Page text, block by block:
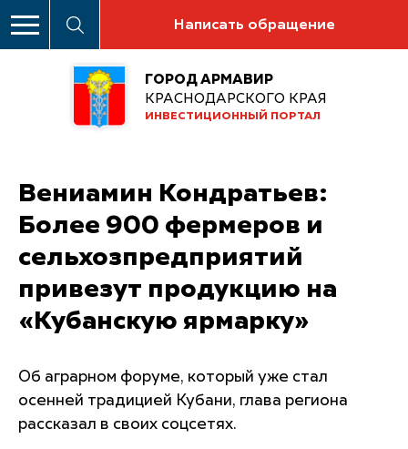
Написать обращение
ГОРОД АРМАВИР
КРАСНОДАРСКОГО КРАЯ
ИНВЕСТИЦИОННЫЙ ПОРТАЛ
Вениамин Кондратьев:
Более 900 фермеров и
сельхозпредприятий
привезут продукцию на
«Кубанскую ярмарку»
Об аграрном форуме, который уже стал
осенней традицией Кубани, глава региона
рассказал в своих соцсетях.